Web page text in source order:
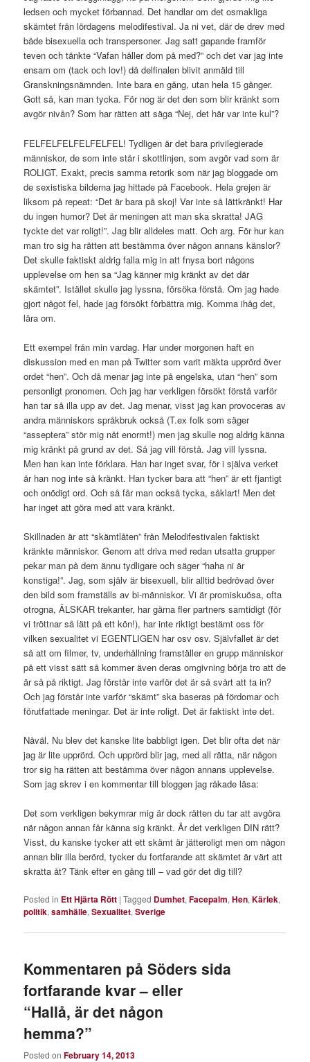
ledsen och mycket förbannad. Det handlar om det osmakliga
skämtet från lördagens melodifestival. Ja ni vet, där de drev med
både bisexuella och transpersoner. Jag satt gapande framför
teven och tänkte “Vafan håller dom på med?” och det var jag inte
ensam om (tack och lov!) då delfinalen blivit anmäld till
Granskningsnämnden. Inte bara en gång, utan hela 15 gånger.
Gott så, kan man tycka. För nog är det den som blir kränkt som
avgör nivån? Som har rätten att säga “Nej, det här var inte kul”?
FELFELFELFELFELFEL! Tydligen är det bara privilegierade
människor, de som inte står i skottlinjen, som avgör vad som är
ROLIGT. Exakt, precis samma retorik som när jag bloggade om
de sexistiska bilderna jag hittade på Facebook. Hela grejen är
liksom på repeat: “Det är bara på skoj! Var inte så lättkränkt! Har
du ingen humor? Det är meningen att man ska skratta! JAG
tyckte det var roligt!”. Jag blir alldeles matt. Och arg. För hur kan
man tro sig ha rätten att bestämma över någon annans känslor?
Det skulle faktiskt aldrig falla mig in att fnysa bort någons
upplevelse om hen sa “Jag känner mig kränkt av det där
skämtet”. Istället skulle jag lyssna, försöka förstå. Om jag hade
gjort något fel, hade jag försökt förbättra mig. Komma ihåg det,
lära om.
Ett exempel från min vardag. Har under morgonen haft en
diskussion med en man på Twitter som varit mäkta upprörd över
ordet “hen”. Och då menar jag inte på engelska, utan “hen” som
personligt pronomen. Och jag har verkligen försökt förstå varför
han tar så illa upp av det. Jag menar, visst jag kan provoceras av
andra människors språkbruk också (T.ex folk som säger
“asseptera” stör mig nåt enormt!) men jag skulle nog aldrig känna
mig kränkt på grund av det. Så jag vill förstå. Jag vill lyssna.
Men han kan inte förklara. Han har inget svar, för i själva verket
är han nog inte så kränkt. Han tycker bara att “hen” är ett fjantigt
och onödigt ord. Och så får man också tycka, såklart! Men det
har inget att göra med att vara kränkt.
Skillnaden är att “skämtlåten” från Melodifestivalen faktiskt
kränkte människor. Genom att driva med redan utsatta grupper
pekar man på dem ännu tydligare och säger “haha ni är
konstiga!”. Jag, som själv är bisexuell, blir alltid bedrövad över
den bild som framställs av bi-människor. Vi är promiskuösa, ofta
otrogna, ÄLSKAR trekanter, har gärna fler partners samtidigt (för
vi tröttnar så lätt på ett kön!), har inte riktigt bestämt oss för
vilken sexualitet vi EGENTLIGEN har osv osv. Självfallet är det
så att om filmer, tv, underhållning framställer en grupp människor
på ett visst sätt så kommer även deras omgivning börja tro att de
är så på riktigt. Jag förstår inte varför det är så svårt att ta in?
Och jag förstår inte varför “skämt” ska baseras på fördomar och
förutfattade meningar. Det är inte roligt. Det är faktiskt inte det.
Nåväl. Nu blev det kanske lite babbligt igen. Det blir ofta det när
jag är lite upprörd. Och upprörd blir jag, med all rätta, när någon
tror sig ha rätten att bestämma över någon annans upplevelse.
Som jag skrev i en kommentar till bloggen jag råkade läsa:
Det som verkligen bekymrar mig är dock rätten du tar att avgöra
när någon annan får känna sig kränkt. Är det verkligen DIN rätt?
Visst, du kanske tycker att ett skämt är jätteroligt men om någon
annan blir illa berörd, tycker du fortfarande att skämtet är värt att
skratta åt? Tänk efter en gång till – vad gör det dig till?
Posted in Ett Hjärta Rött |Tagged Dumhet,Facepalm,Hen,Kärlek,
politik,samhälle,Sexualitet,Sverige
Kommentaren på Söders sida
fortfarande kvar – eller
“Hallå, är det någon
hemma?”
Posted onFebruary 14, 2013